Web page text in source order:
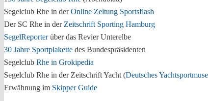
Segelclub Rhe in derOnline Zeitung Sportsflash
Der SC Rhe in der Zeitschrift Sporting Hamburg
SegelReporterüber das Revier Unterelbe
30 Jahre Sportplakette des Bundespräsidenten
Segelclub Rhe in Grokipedia
Segelclub Rhe in der Zeitschrift Yacht (Deutsches
Erwähnung im Skipper Guide